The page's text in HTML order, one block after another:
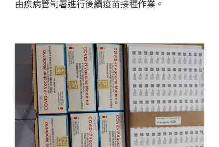
由疾病管制署進行後續疫苗接種作業。